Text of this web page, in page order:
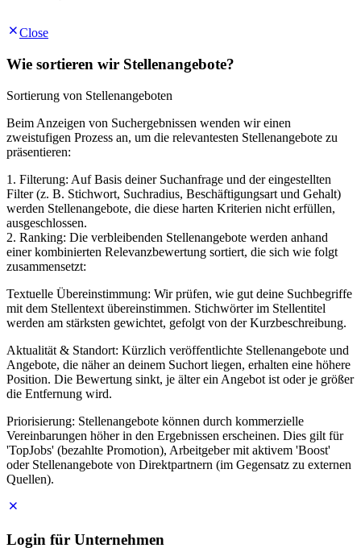
Close
Wie sortieren wir Stellenangebote?
Sortierung von Stellenangeboten
Beim Anzeigen von Suchergebnissen wenden wir einen
zweistufigen Prozess an, um die relevantesten Stellenangebote zu
präsentieren:
1. Filterung: Auf Basis deiner Suchanfrage und der eingestellten
Filter (z. B. Stichwort, Suchradius, Beschäftigungsart und Gehalt)
werden Stellenangebote, die diese harten Kriterien nicht erfüllen,
ausgeschlossen.
2. Ranking: Die verbleibenden Stellenangebote werden anhand
einer kombinierten Relevanzbewertung sortiert, die sich wie folgt
zusammensetzt:
Textuelle Übereinstimmung: Wir prüfen, wie gut deine Suchbegriffe
mit dem Stellentext übereinstimmen. Stichwörter im Stellentitel
werden am stärksten gewichtet, gefolgt von der Kurzbeschreibung.
Aktualität & Standort: Kürzlich veröffentlichte Stellenangebote und
Angebote, die näher an deinem Suchort liegen, erhalten eine höhere
Position. Die Bewertung sinkt, je älter ein Angebot ist oder je größer
die Entfernung wird.
Priorisierung: Stellenangebote können durch kommerzielle
Vereinbarungen höher in den Ergebnissen erscheinen. Dies gilt für
'TopJobs' (bezahlte Promotion), Arbeitgeber mit aktivem 'Boost'
oder Stellenangebote von Direktpartnern (im Gegensatz zu externen
Quellen).
Login für Unternehmen